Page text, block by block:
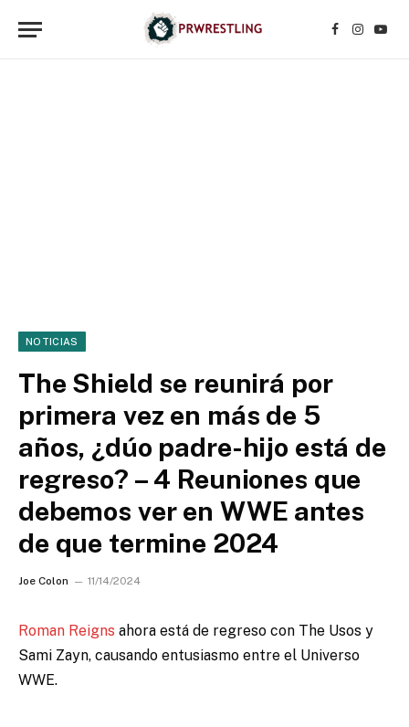
Facebook
NOTICIAS
The Shield se reunirá por
primera vez en más de 5
años, ¿dúo padre-hijo está de
regreso? – 4 Reuniones que
debemos ver en WWE antes
de que termine 2024
Joe Colon 11/14/2024
Roman Reigns ahora está de regreso con The Usos y
Sami Zayn, causando entusiasmo entre el Universo
WWE.